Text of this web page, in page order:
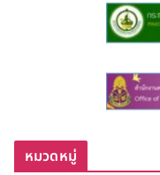
หมวดหมู่